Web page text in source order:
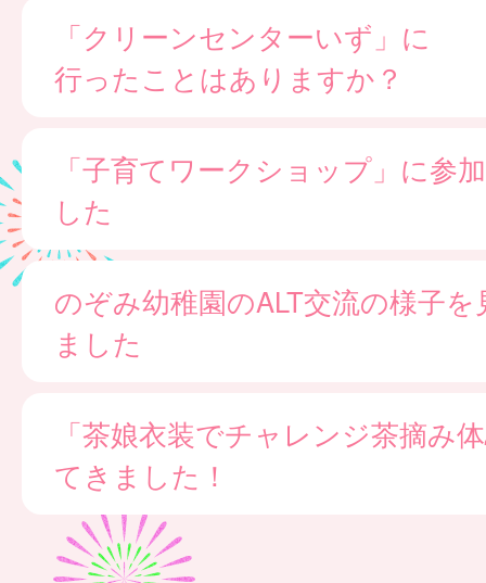
「クリーンセンターいず」に
行ったことはありますか？
「子育てワークショップ」に参
した
のぞみ幼稚園のALT交流の様子
ました
「茶娘衣装でチャレンジ茶摘み
てきました！